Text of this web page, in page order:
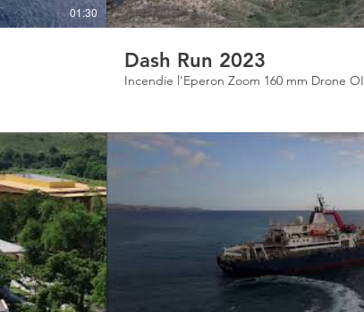
01:30
Dash Run 2023
Incendie l'Eperon Zoom 160 mm Drone OI